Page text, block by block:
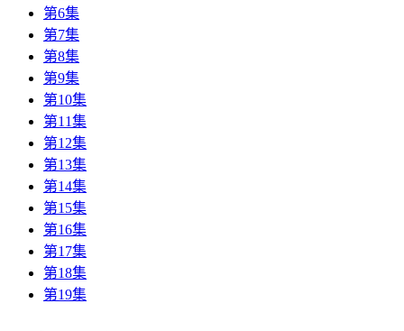
第6集
第7集
第8集
第9集
第10集
第11集
第12集
第13集
第14集
第15集
第16集
第17集
第18集
第19集